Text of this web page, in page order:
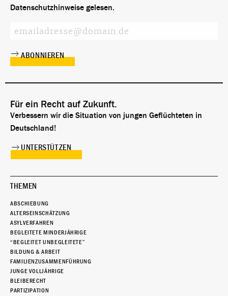
Datenschutzhinweise gelesen.
Für ein Recht auf Zukunft.
Verbessern wir die Situation von jungen Geflüchteten in
Deutschland!
UNTERSTÜTZEN
THEMEN
ABSCHIEBUNG
ALTERSEINSCHÄTZUNG
ASYLVERFAHREN
BEGLEITETE MINDERJÄHRIGE
“BEGLEITET UNBEGLEITETE”
BILDUNG & ARBEIT
FAMILIENZUSAMMENFÜHRUNG
JUNGE VOLLJÄHRIGE
BLEIBERECHT
PARTIZIPATION